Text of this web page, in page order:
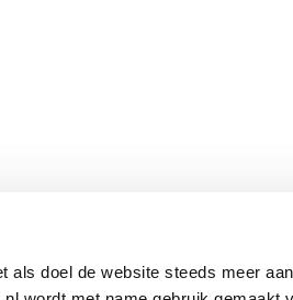
doel de website steeds meer